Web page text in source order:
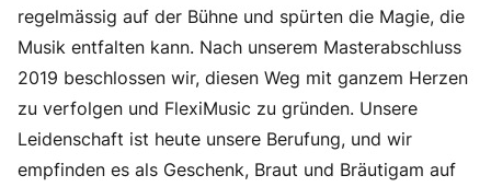
regelmässig auf der Bühne und spürten die Magie, die
Musik entfalten kann. Nach unserem Masterabschluss
2019 beschlossen wir, diesen Weg mit ganzem Herzen
zu verfolgen und FlexiMusic zu gründen. Unsere
Leidenschaft ist heute unsere Berufung, und wir
empfinden es als Geschenk, Braut und Bräutigam auf